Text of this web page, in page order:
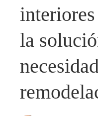
interiores
la